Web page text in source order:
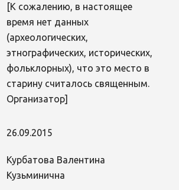
[К сожалению, в настоящее
время нет данных
(археологических,
этнографических, исторических,
фольклорных), что это место в
старину считалось священным.
Организатор]
26.09.2015
Курбатова Валентина
Кузьминична